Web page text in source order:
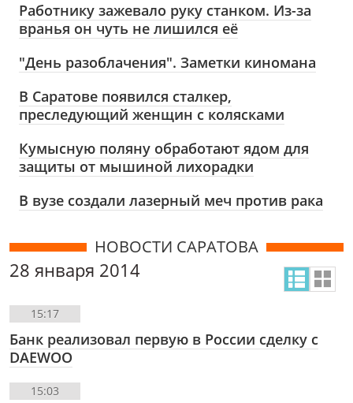
Работнику зажевало руку станком. Из-за
вранья он чуть не лишился её
"День разоблачения". Заметки киномана
В Саратове появился сталкер,
преследующий женщин с колясками
Кумысную поляну обработают ядом для
защиты от мышиной лихорадки
В вузе создали лазерный меч против рака
НОВОСТИ САРАТОВА
28 января 2014
15:17
Банк реализовал первую в России сделку с
DAEWOO
15:03